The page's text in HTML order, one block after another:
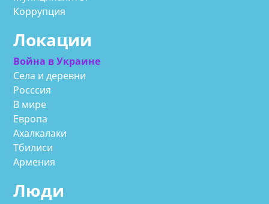
Коррупция
Локации
Война в Украине
Села и деревни
Росссия
В мире
Европа
Ахалкалаки
Тбилиси
Армения
Люди